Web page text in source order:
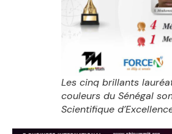
Les cinq brillants
couleurs du Sénégal
Scientifique